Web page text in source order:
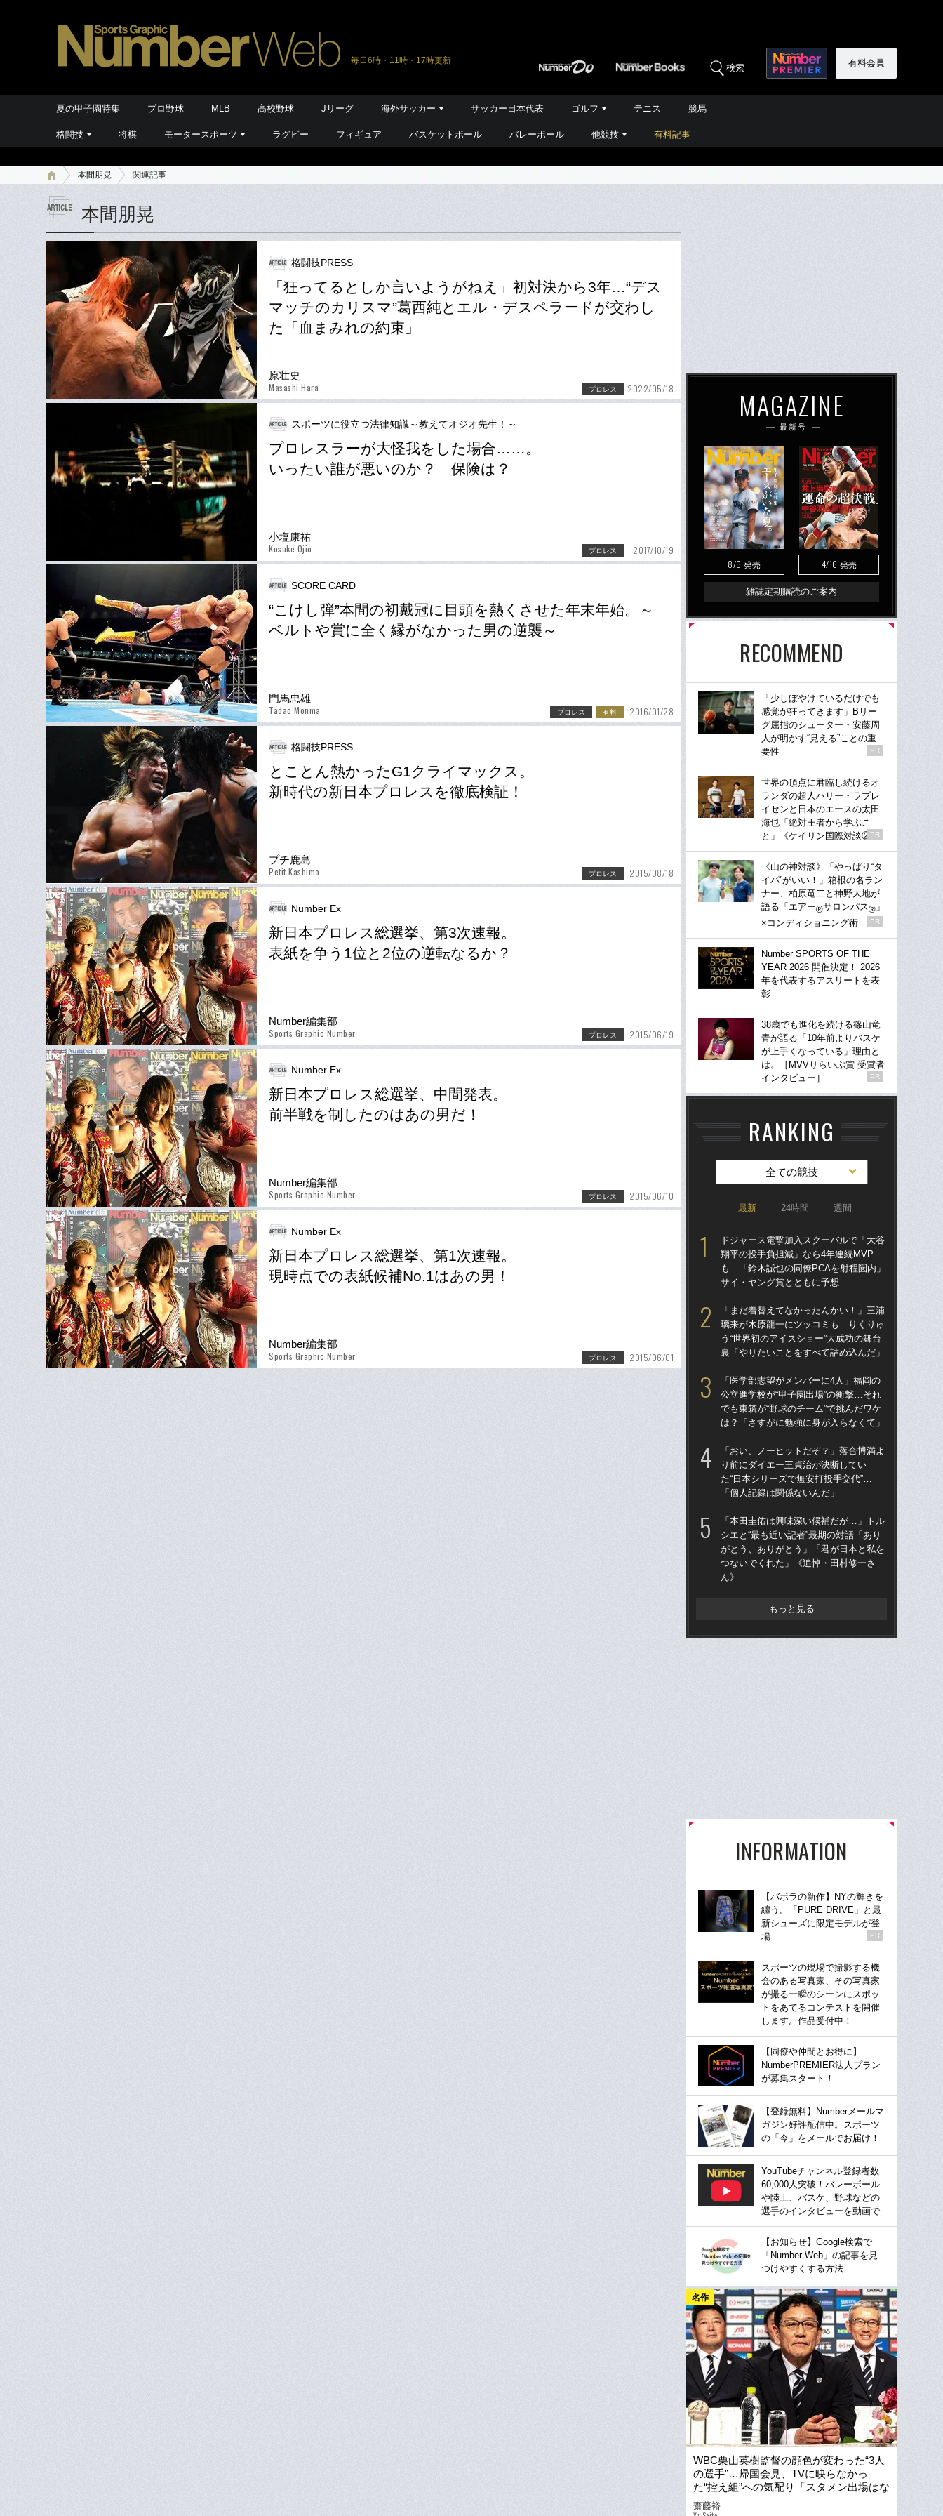
毎日6時・11時・17時更新
検索 有料会員
夏の甲子園特集 プロ野球 MLB 高校野球 Jリーグ 海外サッカー サッカー日本代表 ゴルフ テニス 競馬
格闘技 将棋 モータースポーツ ラグビー フィギュア バスケットボール バレーボール 他競技 有料記事
本間朋晃 関連記事
本間朋晃
格闘技PRESS
「狂ってるとしか言いようがねえ」初対決から3年…“デス
マッチのカリスマ”葛西純とエル・デスペラードが交わし
た「血まみれの約束」
原壮史
Masashi Hara プロレス 2022/05/18
スポーツに役立つ法律知識～教えてオジオ先生！～
プロレスラーが大怪我をした場合……。
いったい誰が悪いのか？ 保険は？
小塩康祐
Kosuke Ojio プロレス 2017/10/19
SCORE CARD
“こけし弾”本間の初戴冠に目頭を熱くさせた年末年始。～
ベルトや賞に全く縁がなかった男の逆襲～
門馬忠雄
Tadao Monma プロレス 有料 2016/01/28
格闘技PRESS
とことん熱かったG1クライマックス。
新時代の新日本プロレスを徹底検証！
プチ鹿島
Petit Kashima プロレス 2015/08/18
Number Ex
新日本プロレス総選挙、第3次速報。
表紙を争う1位と2位の逆転なるか？
Number編集部
Sports Graphic Number プロレス 2015/06/19
Number Ex
新日本プロレス総選挙、中間発表。
前半戦を制したのはあの男だ！
Number編集部
Sports Graphic Number プロレス 2015/06/10
Number Ex
新日本プロレス総選挙、第1次速報。
現時点での表紙候補No.1はあの男！
Number編集部
Sports Graphic Number プロレス 2015/06/01
MAGAZINE
最新号
8/6 発売 4/16 発売
雑誌定期購読のご案内
RECOMMEND
「少しぼやけているだけでも
感覚が狂ってきます」Bリー
グ屈指のシューター・安藤周
人が明かす“見える”ことの重
要性
PR
世界の頂点に君臨し続けるオ
ランダの超人ハリー・ラブレ
イセンと日本のエースの太田
海也「絶対王者から学ぶこ
と」《ケイリン国際対談②》
PR
《山の神対談》「やっぱり“タ
イパ”がいい！」箱根の名ラン
ナー、柏原竜二と神野大地が
語る「エアー®サロンパス® 」
×コンディショニング術
PR
Number SPORTS OF THE
YEAR 2026 開催決定！ 2026
年を代表するアスリートを表
彰
38歳でも進化を続ける篠山竜
青が語る「10年前よりバスケ
が上手くなっている」理由と
は。［MVVりらいぶ賞 受賞者
インタビュー］
PR
RANKING
全ての競技
最新 24時間 週間
ドジャース電撃加入スクーバルで「大谷
翔平の投手負担減」なら4年連続MVP
も…「鈴木誠也の同僚PCAを射程圏内」
サイ・ヤング賞とともに予想
「まだ着替えてなかったんかい！」三浦
璃来が木原龍一にツッコミも…りくりゅ
う“世界初のアイスショー”大成功の舞台
裏「やりたいことをすべて詰め込んだ」
「医学部志望がメンバーに4人」福岡の
公立進学校が“甲子園出場”の衝撃…それ
でも東筑が“野球のチーム”で挑んだワケ
は？「さすがに勉強に身が入らなくて」
「おい、ノーヒットだぞ？」落合博満よ
り前にダイエー王貞治が決断してい
た“日本シリーズで無安打投手交代”…
「個人記録は関係ないんだ」
「本田圭佑は興味深い候補だが…」トル
シエと“最も近い記者”最期の対話「あり
がとう、ありがとう」「君が日本と私を
つないでくれた」《追悼・田村修一さ
ん》
もっと見る
INFORMATION
【バボラの新作】NYの輝きを
纏う。「PURE DRIVE」と最
新シューズに限定モデルが登
場
PR
スポーツの現場で撮影する機
会のある写真家、その写真家
が撮る一瞬のシーンにスポッ
トをあてるコンテストを開催
します。作品受付中！
【同僚や仲間とお得に】
NumberPREMIER法人プラン
が募集スタート！
【登録無料】Numberメールマ
ガジン好評配信中。スポーツ
の「今」をメールでお届け！
YouTubeチャンネル登録者数
60,000人突破！バレーボール
や陸上、バスケ、野球などの
選手のインタビューを動画で
【お知らせ】Google検索で
「Number Web」の記事を見
つけやすくする方法
名作
WBC栗山英樹監督の顔色が変わった“3人
の選手”…帰国会見、TVに映らなかっ
た“控え組”への気配り「スタメン出場はな
かったんですけど…」
齋藤裕